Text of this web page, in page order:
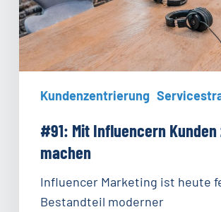
Kundenzentrierung
#91: Mit Influencern Kunden
machen
Influencer Marketing ist heute
Bestandteil moderner